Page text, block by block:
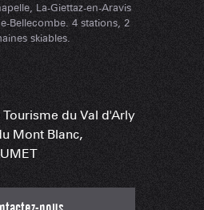
La-Giettaz-en-Aravis
Bellecombe. 4 stations, 2
skiables.
Tourisme du Val d'Arly
Mont Blanc,